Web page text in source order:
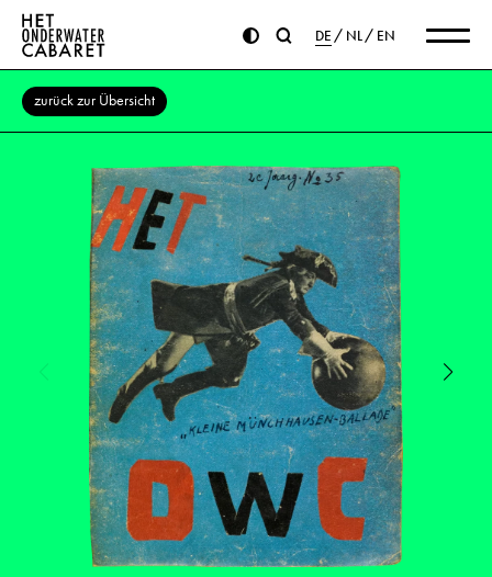
DE NL EN
zurück zur Übersicht